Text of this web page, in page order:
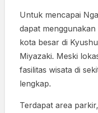
Untuk mencapai
dapat
kota besar di
Miyazaki. Meski
fasilitas wisata di
lengkap.
Terdapat area